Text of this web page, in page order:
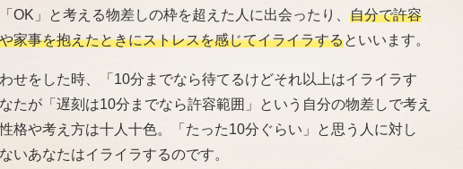
OK」と考える物差しの枠を超えた人に出会ったり、 自分で許容
家事を抱えたときにストレスを感じてイライラするといいます。
せをした時、「10分までなら待てるけどそれ以上はイライラす
たが「遅刻は10分までなら許容範囲」という自分の物差しで考え
格や考え方は十人十色。「たった10分ぐらい」と思う人に対し
いあなたはイライラするのです。